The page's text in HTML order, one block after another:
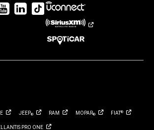
Visita
YouTube
Visita
Jeep
Linkedin
Visita
Jeep
en
TikTok
JEEP® RAM MOPAR® FIAT®
PRO ONE